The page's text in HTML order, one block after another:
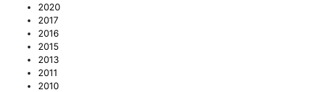
2020
2017
2016
2015
2013
2011
2010